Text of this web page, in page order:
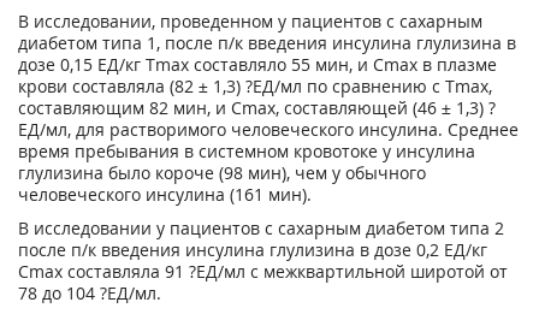
В исследовании, проведенном у пациентов с сахарным
диабетом типа 1, после п/к введения инсулина глулизина в
дозе 0,15 ЕД/кг Тmax составляло 55 мин, и Сmax в плазме
крови составляла (82 ± 1,3) ?ЕД/мл по сравнению с Tmax,
составляющим 82 мин, и Cmax, составляющей (46 ± 1,3) ?
ЕД/мл, для растворимого человеческого инсулина. Среднее
время пребывания в системном кровотоке у инсулина
глулизина было короче (98 мин), чем у обычного
человеческого инсулина (161 мин).
В исследовании у пациентов с сахарным диабетом типа 2
после п/к введения инсулина глулизина в дозе 0,2 ЕД/кг
Сmax составляла 91 ?ЕД/мл с межквартильной широтой от
78 до 104 ?ЕД/мл.